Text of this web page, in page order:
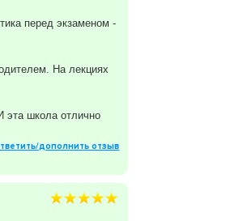
перед экзаменом -
На лекциях
эта школа отлично
дополнить отзыв